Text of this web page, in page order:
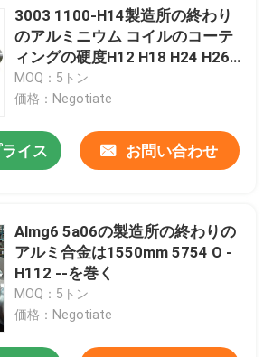
3003 1100-H14製造所の終わり
のアルミニウム コイルのコーテ
ィングの硬度H12 H18 H24 H26
H28は0.027を冷間圧延した
MOQ：5トン
価格：Negotiate
イス お問い合わせ
Almg6 5a06の製造所の終わりの
アルミ合金は1550mm 5754 O -
H112 --を巻く
MOQ：5トン
価格：Negotiate